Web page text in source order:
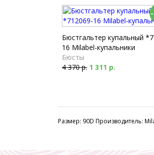
Бюстгальтер купальный
16 Milabel-купальники
Бюсты
4 370 р. 1 311 р.
Размер: 90D Производитель: